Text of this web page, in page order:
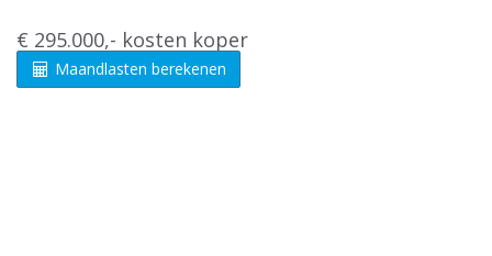
€ 295.000,- kosten koper
Maandlasten berekenen